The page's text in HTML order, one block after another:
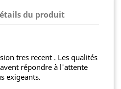
du produit
tres recent . Les qualités
répondre à l'attente
exigeants.